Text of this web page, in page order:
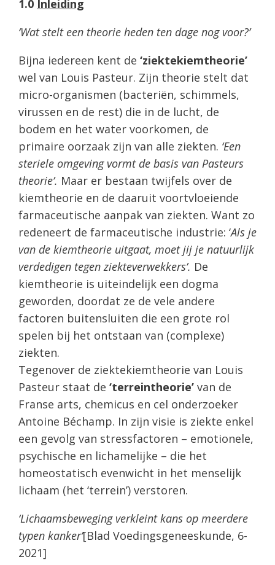
1.0 Inleiding
‘Wat stelt een theorie heden ten dage nog voor?’
Bijna iedereen kent de ‘ziektekiemtheorie’
wel van Louis Pasteur. Zijn theorie stelt dat
micro-organismen (bacteriën, schimmels,
virussen en de rest) die in de lucht, de
bodem en het water voorkomen, de
primaire oorzaak zijn van alle ziekten. ‘Een
steriele omgeving vormt de basis van Pasteurs
theorie’. Maar er bestaan twijfels over de
kiemtheorie en de daaruit voortvloeiende
farmaceutische aanpak van ziekten. Want zo
redeneert de farmaceutische industrie: ‘Als je
van de kiemtheorie uitgaat, moet jij je natuurlijk
verdedigen tegen ziekteverwekkers’. De
kiemtheorie is uiteindelijk een dogma
geworden, doordat ze de vele andere
factoren buitensluiten die een grote rol
spelen bij het ontstaan van (complexe)
ziekten.
Tegenover de ziektekiemtheorie van Louis
Pasteur staat de ‘terreintheorie’ van de
Franse arts, chemicus en cel onderzoeker
Antoine Béchamp. In zijn visie is ziekte enkel
een gevolg van stressfactoren – emotionele,
psychische en lichamelijke – die het
homeostatisch evenwicht in het menselijk
lichaam (het ‘terrein’) verstoren.
‘Lichaamsbeweging verkleint kans op meerdere
typen kanker’[Blad Voedingsgeneeskunde, 6-
2021]